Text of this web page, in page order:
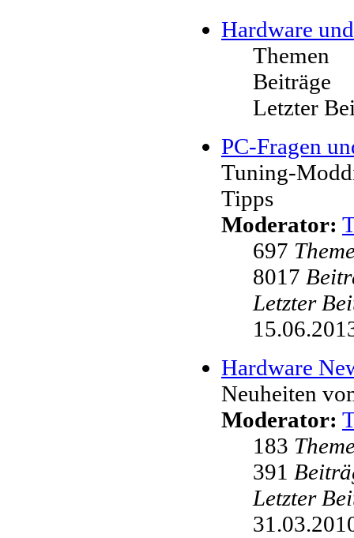
Hardware
Themen
Beiträge
Letzter
PC-Fragen
Tuning-
Tipps
Moderator:
697
8017
Letzter
Hardware
Neuheiten
Moderator:
183
391
Letzter